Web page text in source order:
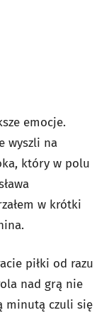
emocje.
wyszli na
który w polu
w krótki
piłki od razu
nad grą nie
minutą czuli się